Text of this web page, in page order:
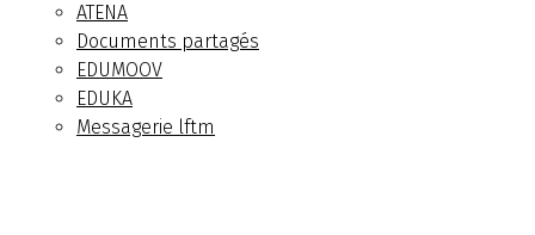
ATENA
Documents partagés
EDUMOOV
EDUKA
Messagerie lftm